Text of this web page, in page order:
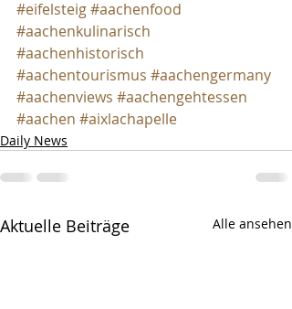
#eifelsteig#aachenfood
#aachenkulinarisch
#aachenhistorisch
#aachentourismus #aachengermany
#aachenviews #aachengehtessen
#aachen #aixlachapelle
Daily News
Aktuelle Beiträge Alle ansehen